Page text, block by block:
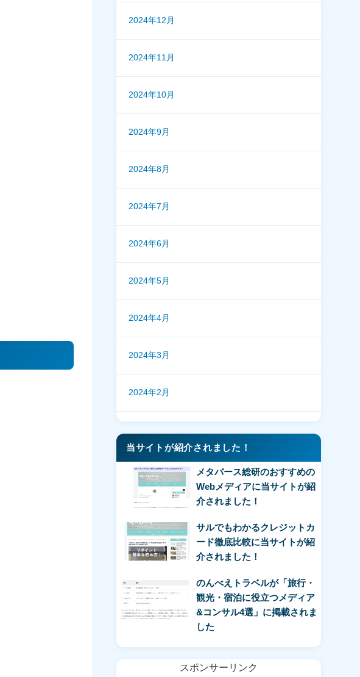
2024年12月
2024年11月
2024年10月
2024年9月
2024年8月
2024年7月
2024年6月
2024年5月
2024年4月
2024年3月
2024年2月
当サイトが紹介されました！
メタバース総研のおすすめの
Webメディアに当サイトが紹
介されました！
サルでもわかるクレジットカ
ード徹底比較に当サイトが紹
介されました！
のんべえトラベルが「旅行・
観光・宿泊に役立つメディア
&コンサル4選」に掲載されま
した
スポンサーリンク